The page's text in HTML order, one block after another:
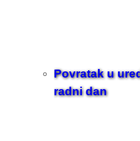
Povratak u
radni dan